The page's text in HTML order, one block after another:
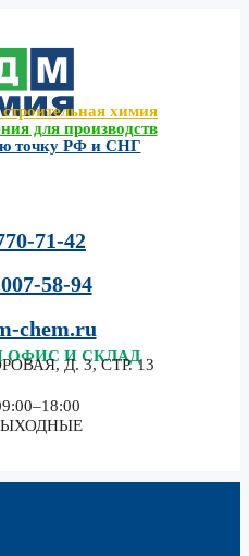
химия
для производств
точку РФ и СНГ
71-42
58-94
chem.ru
ОФИС И СКЛАД
Д. 3, СТР. 13